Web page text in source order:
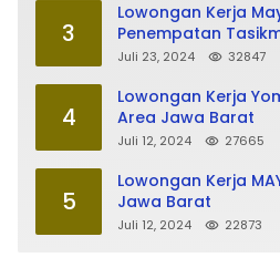
3
Lowongan Kerja
Penempatan
Juli 23, 2024 32847
4
Lowongan Kerja
Area Jawa Barat
Juli 12, 2024 27665
5
Lowongan Kerja
Jawa Barat
Juli 12, 2024 22873